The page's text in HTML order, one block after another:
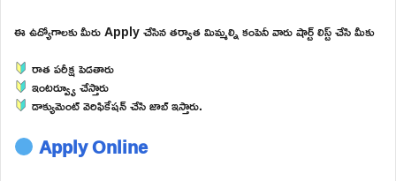
ఈ ఉద్యోగాలకు మీరు Apply చేసిన తర్వాత మిమ్మల్ని కంపెనీ వారు షార్ట్ లిస్ట్ చేసి మీకు
రాత పరీక్ష పెడతారు
ఇంటర్వ్యూ చేస్తారు
డాక్యుమెంట్ వెరిఫికేషన్ చేసి జాబ్ ఇస్తారు.
Apply Online